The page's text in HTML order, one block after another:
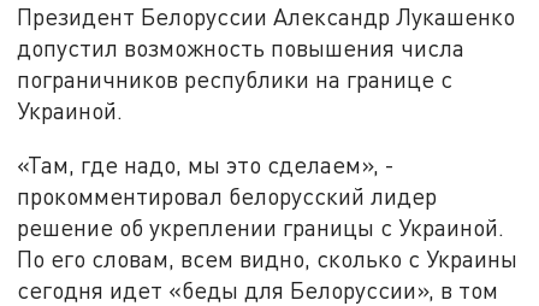
Президент Белоруссии Александр Лукашенко
допустил возможность повышения числа
пограничников республики на границе с
Украиной.
«Там, где надо, мы это сделаем», -
прокомментировал белорусский лидер
решение об укреплении границы с Украиной.
По его словам, всем видно, сколько с Украины
сегодня идет «беды для Белоруссии», в том